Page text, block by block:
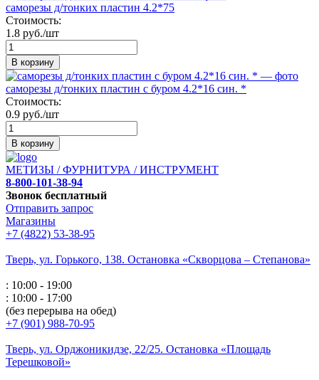
саморезы д/тонких пластин 4.2*75
Стоимость:
1.8 руб./шт
В корзину
саморезы д/тонких пластин с буром 4.2*16 син. *
Стоимость:
0.9 руб./шт
В корзину
МЕТИЗЫ / ФУРНИТУРА / ИНСТРУМЕНТ
8-800-101-38-94
Звонок бесплатный
Отправить запрос
Магазины
+7 (4822) 53-38-95
Тверь, ул. Горького, 138. Остановка «Скворцова – Степанова»
: 10:00 - 19:00
: 10:00 - 17:00
(без перерыва на обед)
+7 (901) 988-70-95
Тверь, ул. Орджоникидзе, 22/25. Остановка «Площадь
Терешковой»